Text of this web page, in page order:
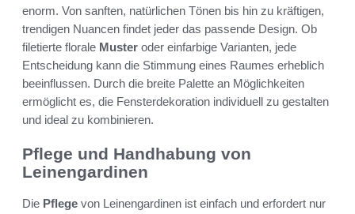
enorm. Von sanften, natürlichen Tönen bis hin zu kräftigen,
trendigen Nuancen findet jeder das passende Design. Ob
filetierte florale Muster oder einfarbige Varianten, jede
Entscheidung kann die Stimmung eines Raumes erheblich
beeinflussen. Durch die breite Palette an Möglichkeiten
ermöglicht es, die Fensterdekoration individuell zu gestalten
und ideal zu kombinieren.
Pflege und Handhabung von
Leinengardinen
Die Pflege von Leinengardinen ist einfach und erfordert nur